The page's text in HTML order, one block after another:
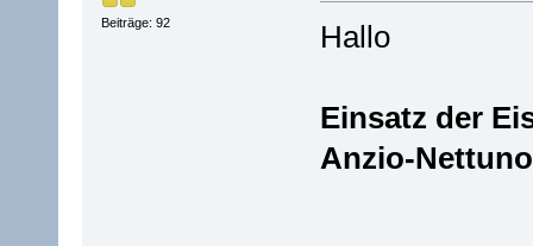
Beiträge: 92 Hallo
Einsatz der
Anzio-